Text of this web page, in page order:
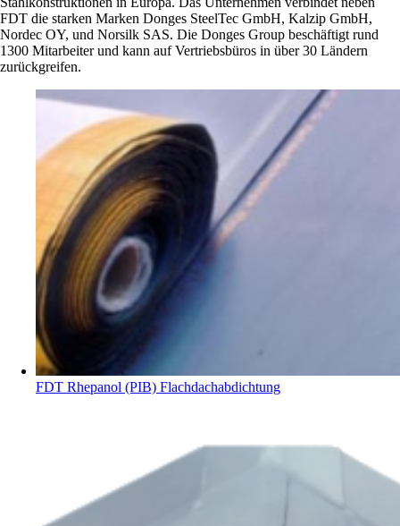
FDT die starken Marken Donges SteelTec GmbH, Kalzip GmbH,
Nordec OY, und Norsilk SAS. Die Donges Group beschäftigt rund
1300 Mitarbeiter und kann auf Vertriebsbüros in über 30 Ländern
zurückgreifen.
FDT Rhepanol (PIB) Flachdachabdichtung